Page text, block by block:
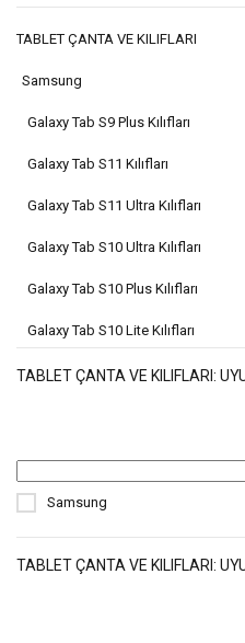
TABLET ÇANTA VE KILIFLARI
Samsung
Galaxy Tab S9 Plus Kılıfları
Galaxy Tab S11 Kılıfları
Galaxy Tab S11 Ultra Kılıfları
Galaxy Tab S10 Ultra Kılıfları
Galaxy Tab S10 Plus Kılıfları
Galaxy Tab S10 Lite Kılıfları
Galaxy Tab S10 Fe Plus Kılıfları
Galaxy Tab S9 Ultra Kılıfları
Galaxy Tab S9 Fe Plus Kılıfları
TABLET ÇANTA VE KILIFLARI:
Samsung
TABLET ÇANTA VE KILIFLARI: